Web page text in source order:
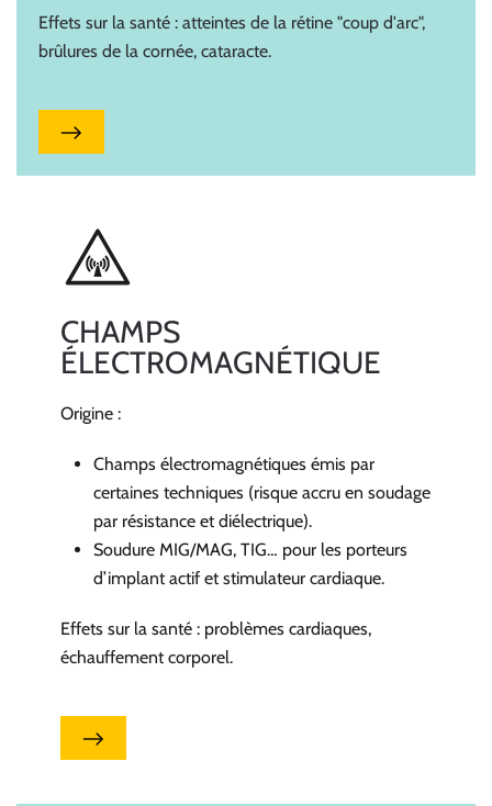
Effets sur la santé : atteintes de la rétine "coup d'arc",
brûlures de la cornée, cataracte.
CHAMPS
ÉLECTROMAGNÉTIQUE
Origine :
Champs électromagnétiques émis par
certaines techniques (risque accru en soudage
par résistance et diélectrique).
Soudure MIG/MAG, TIG… pour les porteurs
d’implant actif et stimulateur cardiaque.
Effets sur la santé : problèmes cardiaques,
échauffement corporel.